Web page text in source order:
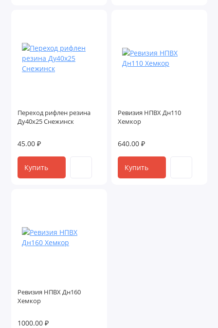
Переход рифлен резина
Ду40х25 Снежинск
45.00 ₽
Купить
Ревизия НПВХ Дн110
Хемкор
640.00 ₽
Купить
Ревизия НПВХ Дн160
Хемкор
1000.00 ₽